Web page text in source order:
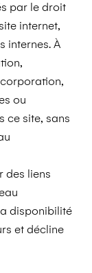
par le droit
internet,
internes. À
ou
ce site, sans
des liens
disponibilité
et décline